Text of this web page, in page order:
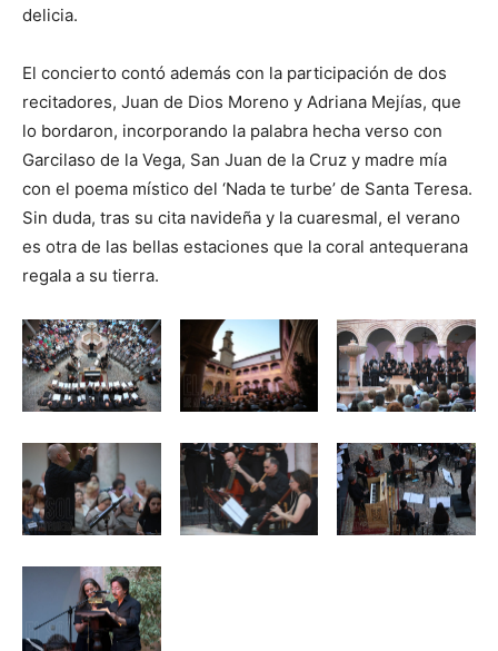
delicia.
El concierto contó además con la participación de dos
recitadores, Juan de Dios Moreno y Adriana Mejías, que
lo bordaron, incorporando la palabra hecha verso con
Garcilaso de la Vega, San Juan de la Cruz y madre mía
con el poema místico del ‘Nada te turbe’ de Santa Teresa.
Sin duda, tras su cita navideña y la cuaresmal, el verano
es otra de las bellas estaciones que la coral antequerana
regala a su tierra.